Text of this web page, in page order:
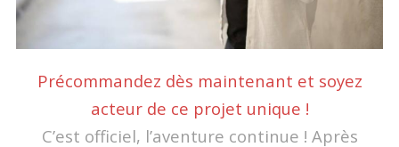
Précommandez dès maintenant et soyez
acteur de ce projet unique !
C’est officiel, l’aventure continue ! Après